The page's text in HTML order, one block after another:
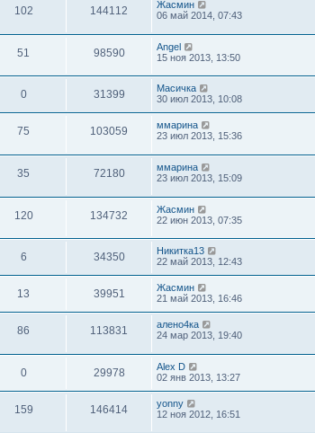
102 144112
Жасмин
06 май 2014, 07:43
51 98590
Angel
15 ноя 2013, 13:50
0 31399
Масичка
30 июл 2013, 10:08
75 103059
ммарина
23 июл 2013, 15:36
35 72180
ммарина
23 июл 2013, 15:09
120 134732
Жасмин
22 июн 2013, 07:35
6 34350
Никитка13
22 май 2013, 12:43
13 39951
Жасмин
21 май 2013, 16:46
86 113831
алено4ка
24 мар 2013, 19:40
0 29978
Alex D
02 янв 2013, 13:27
159 146414
yonny
12 ноя 2012, 16:51